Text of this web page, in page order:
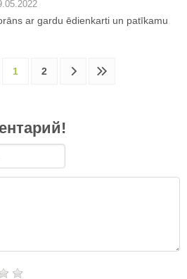
ar gardu ēdienkarti un patīkamu
1 2